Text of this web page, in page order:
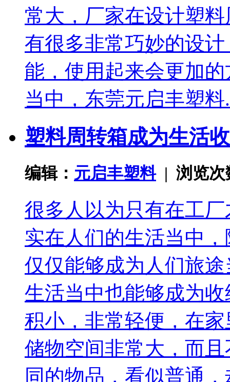
常大，厂家在设计塑
有很多非常巧妙的设
能，使用起来会更加
当中，东莞元启丰塑料
塑料周转箱成为生活
编辑： 元启丰塑料| 浏览次
很多人以为只有在工
实在人们的生活当中
仅仅能够成为人们旅
生活当中也能够成为
积小，非常轻便，在
储物空间非常大，而
同的物品，看似普通